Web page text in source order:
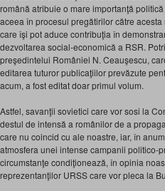
română atribuie o mare importanţă
aceea în procesul pregătirilor către
care îşi pot aduce contribuţia în
dezvoltarea social-economică a RSR.
preşedintelui României N. Ceauşescu,
editarea tuturor publicaţiilor prevăzute
acum, a fost editat doar primul volum.
Astfel, savanţii sovietici care vor sosi la
destul de intensă a românilor de a
care nu coincid cu ale noastre, iar, în
atmosfera unei intense campanii politico-
circumstanţe condiţionează, în opinia
reprezentanţilor URSS care vor pleca la